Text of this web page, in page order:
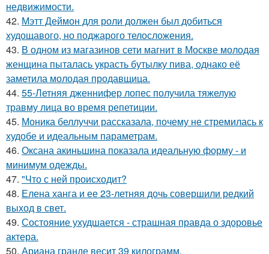
недвижимости.
42. Мэтт Деймон для роли должен был добиться
худощавого, но поджарого телосложения.
43. В одном из магазинов сети магнит в Москве молодая
женщина пыталась украсть бутылку пива, однако её
заметила молодая продавщица.
44. 55-Летняя дженнифер лопес получила тяжелую
травму лица во время репетиции.
45. Моника беллуччи рассказала, почему не стремилась к
худобе и идеальным параметрам.
46. Оксана акиньшина показала идеальную форму - и
минимум одежды.
47. "Что с ней происходит?
48. Елена ханга и ее 23-летняя дочь совершили редкий
выход в свет.
49. Состояние ухудшается - страшная правда о здоровье
актера.
50. Ариана гранде весит 39 килограмм.